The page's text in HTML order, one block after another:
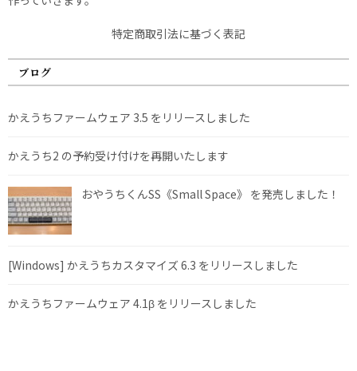
特定商取引法に基づく表記
ブログ
かえうちファームウェア 3.5 をリリースしました
かえうち2 の予約受け付けを再開いたします
おやうちくんSS《Small Space》 を発売しました！
[Windows] かえうちカスタマイズ 6.3 をリリースしました
かえうちファームウェア 4.1β をリリースしました